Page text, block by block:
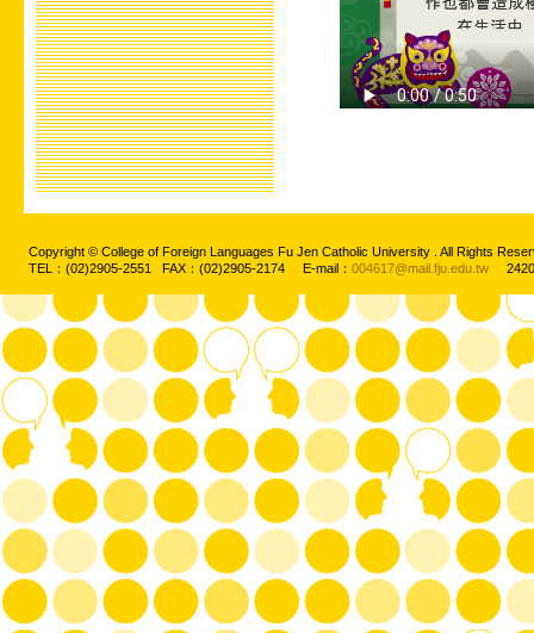
Copyright © College of Foreign Languages Fu Jen Catholic University . All Rights
TEL：(02)2905-2551 FAX：(02)2905-2174 E-mail： 004617@mail.fju.edu.tw